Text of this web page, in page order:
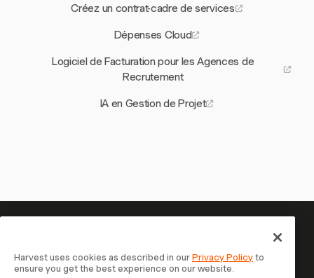
Créez un contrat-cadre de services
Dépenses Cloud
Logiciel de Facturation pour les Agences de
Recrutement
IA en Gestion de Projet
Votre temps mérite d'être suivi
— commencez maintenant
Harvest uses cookies as described in ourPrivacy Policyto
ensure you get the best experience on our website.